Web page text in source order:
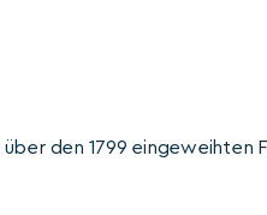
den 1799 eingeweihten